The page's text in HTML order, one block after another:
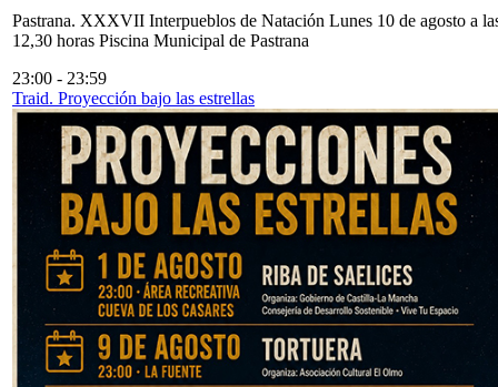
Pastrana. XXXVII Interpueblos de Natación Lunes 10 de agosto a
12,30 horas Piscina Municipal de Pastrana
23:00 - 23:59
Traid. Proyección bajo las estrellas